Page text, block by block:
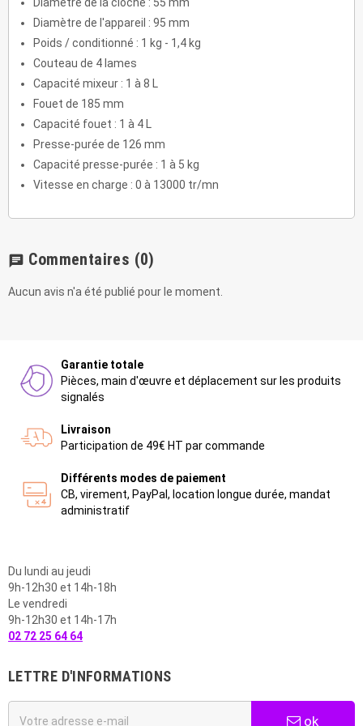
Diamètre de l'appareil : 95 mm
Poids / conditionné : 1 kg - 1,4 kg
Couteau de 4 lames
Capacité mixeur : 1 à 8 L
Fouet de 185 mm
Capacité fouet : 1 à 4 L
Presse-purée de 126 mm
Capacité presse-purée : 1 à 5 kg
Vitesse en charge : 0 à 13000 tr/mn
chat Commentaires (0)
Aucun avis n'a été publié pour le moment.
Garantie totale
Pièces, main d'œuvre et déplacement sur les produits
signalés
Livraison
Participation de 49€ HT par commande
Différents modes de paiement
CB, virement, PayPal, location longue durée, mandat
administratif
Du lundi au jeudi
9h-12h30 et 14h-18h
Le vendredi
9h-12h30 et 14h-17h
02 72 25 64 64
LETTRE D'INFORMATIONS
ok